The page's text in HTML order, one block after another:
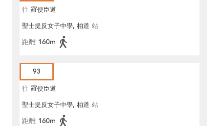
往 羅便臣道
聖士提反女子中學, 柏道 站
距離 160m
93
往 羅便臣道
聖士提反女子中學, 柏道 站
距離 160m